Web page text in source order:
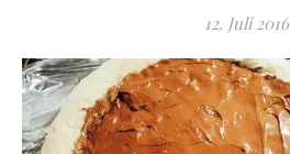
12. Juli 2016